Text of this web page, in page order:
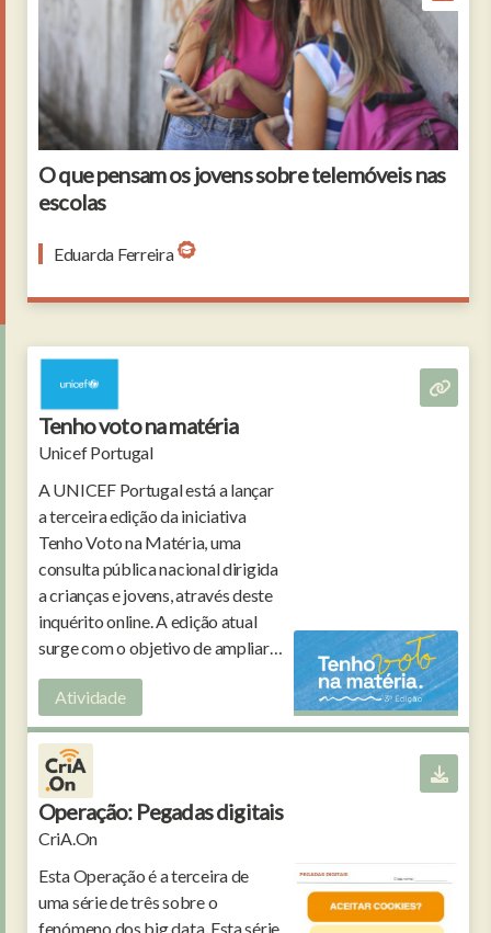
portrait of two young girls leaning against a wall
with graffiti uses smartphone
O que pensam os jovens sobre telemóveis nas
escolas
Eduarda Ferreira
Tenho voto na matéria
Unicef Portugal
A UNICEF Portugal está a lançar
a terceira edição da iniciativa
Tenho Voto na Matéria, uma
consulta pública nacional dirigida
a crianças e jovens, através deste
inquérito online. A edição atual
surge com o objetivo de ampliar o
espaço de escuta ativa às opiniões
das crianças e jovens.
Atividade
Operação: Pegadas digitais
CriA.On
Esta Operação é a terceira de
uma série de três sobre o
fenómeno dos big data. Esta série